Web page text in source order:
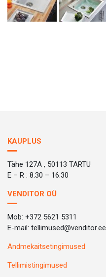
KAUPLUS
Tähe 127A , 50113 TARTU
E – R : 8.30 – 16.30
VENDITOR OÜ
Mob: +372 5621 5311
E-mail: tellimused@venditor.ee
Andmekaitsetingimused
Tellimistingimused